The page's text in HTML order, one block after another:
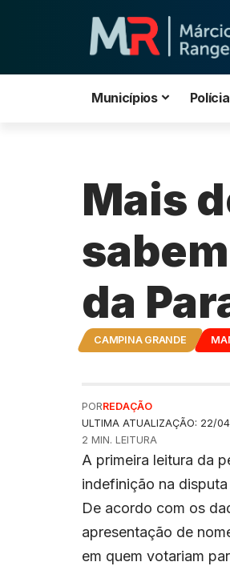
Municípios Polícia
Mais
da
CAMPINA GRANDE
ULTIMA ATUALIZAÇÃO: 22/
PORREDAÇÃO
2 MIN. LEITURA
A primeira leitura da
indefinição na
De acordo com os
apresentação de
em quem votariam